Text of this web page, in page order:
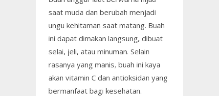
saat muda dan berubah menjadi
ungu kehitaman saat matang. Buah
ini dapat dimakan langsung, dibuat
selai, jeli, atau minuman. Selain
rasanya yang manis, buah ini kaya
akan vitamin C dan antioksidan yang
bermanfaat bagi kesehatan.